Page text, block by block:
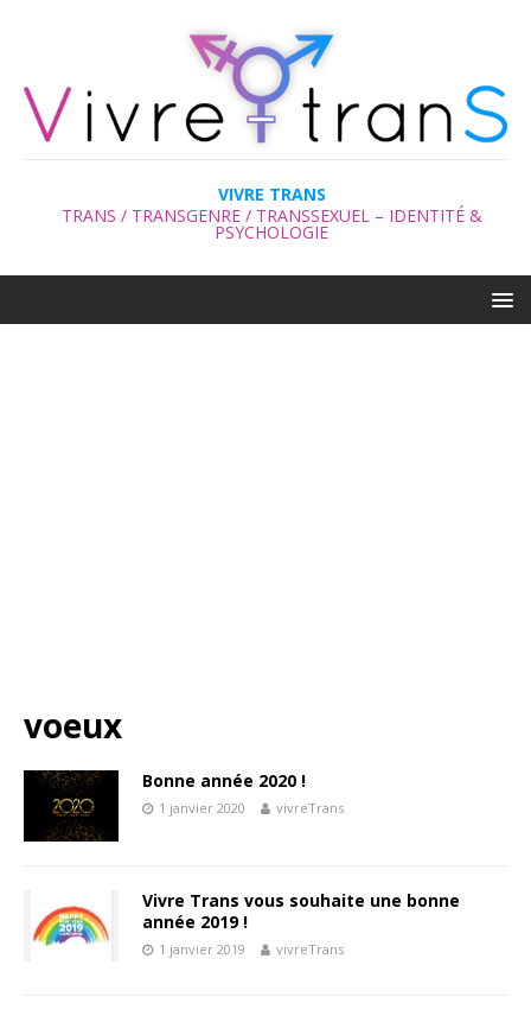
VIVRE TRANS
TRANS / TRANSGENRE / TRANSSEXUEL – IDENTITÉ &
PSYCHOLOGIE
voeux
Bonne année 2020 !
1 janvier 2020 vivreTrans
Vivre Trans vous souhaite une bonne
année 2019 !
1 janvier 2019 vivreTrans